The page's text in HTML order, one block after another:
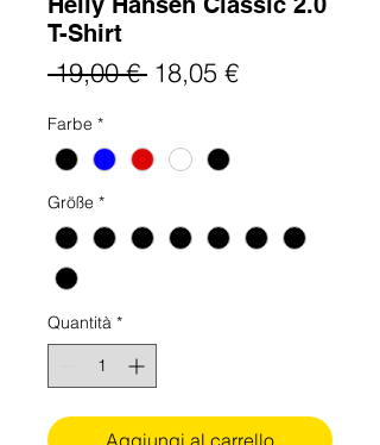
T-Shirt
19,00 € Prezzo
18,05 €Prezzo
Farbe *
Größe *
Quantità *